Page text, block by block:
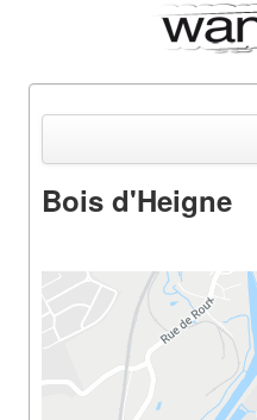
Equipements & Tests
Parcours & Courses
Outils & Réseaux
Bois d'Heigne